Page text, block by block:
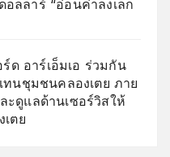
อลลาร์ “อ่อนค่าลงเล็ก
ด อาร์เอ็มเอ ร่วมกัน
นชุมชนคลองเตย ภาย
ดูแลด้านเซอร์วิสให้
ตย